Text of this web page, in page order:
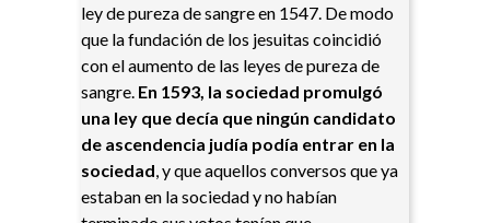
ley de pureza de sangre en 1547. De modo
que la fundación de los jesuitas coincidió
con el aumento de las leyes de pureza de
sangre. En 1593, la sociedad promulgó
una ley que decía que ningún candidato
de ascendencia judía podía entrar en la
sociedad, y que aquellos conversos que ya
estaban en la sociedad y no habían